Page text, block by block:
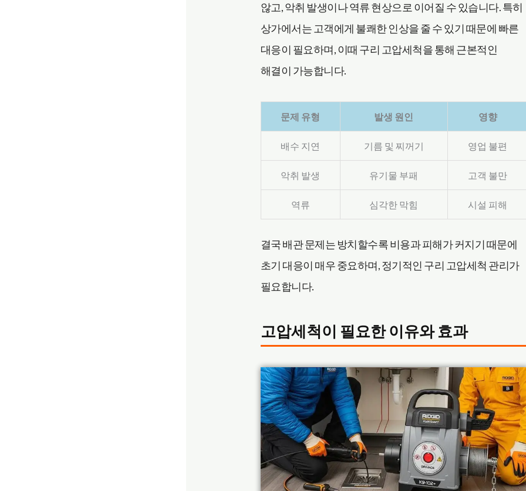
않고, 악취 발생이나 역류 현상으로 이어질 수 있습니다. 특히
상가에서는 고객에게 불쾌한 인상을 줄 수 있기 때문에 빠른
대응이 필요하며, 이때 구리 고압세척을 통해 근본적인
해결이 가능합니다.
문제 유형 발생 원인 영향
배수 지연 기름 및 찌꺼기 영업 불편
악취 발생 유기물 부패 고객 불만
역류 심각한 막힘 시설 피해
결국 배관 문제는 방치할수록 비용과 피해가 커지기 때문에
초기 대응이 매우 중요하며, 정기적인 구리 고압세척 관리가
필요합니다.
고압세척이 필요한 이유와 효과